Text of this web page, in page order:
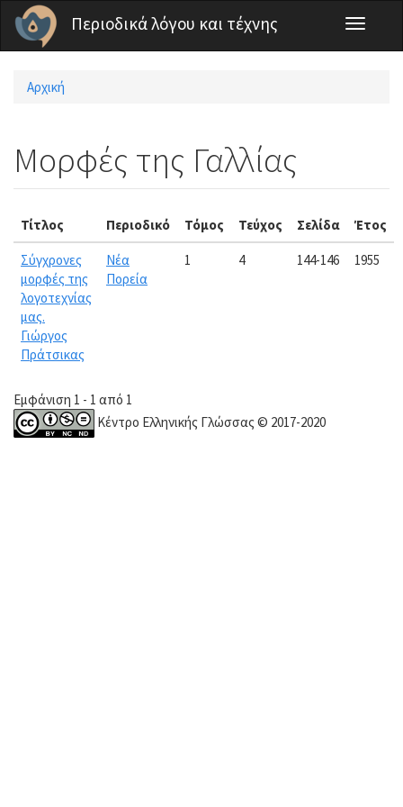
Παράκαμψη προς το κυρίως περιεχόμενο
Περιοδικά λόγου και τέχνης
Toggle
Είστε εδώ
Αρχική
Μορφές της Γαλλίας
Τίτλος Περιοδικό Τόμος Τεύχος Σελίδα Έτος
Σύγχρονες
μορφές της
λογοτεχνίας
μας.
Γιώργος
Πράτσικας
Νέα
Πορεία
1 4 144-146 1955
Εμφάνιση 1 - 1 από 1
Κέντρο Ελληνικής Γλώσσας © 2017-2020